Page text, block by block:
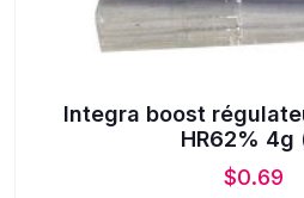
Integra boost
HR62% 4g
$0.69